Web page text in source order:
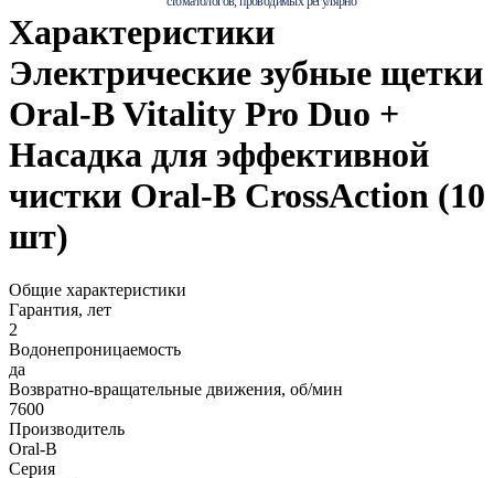
Характеристики
Электрические зубные щетки
Oral-B Vitality Pro Duo +
Насадка для эффективной
чистки Oral-B CrossAction (10
шт)
Общие характеристики
Гарантия, лет
2
Водонепроницаемость
да
Возвратно-вращательные движения, об/мин
7600
Производитель
Oral-B
Серия